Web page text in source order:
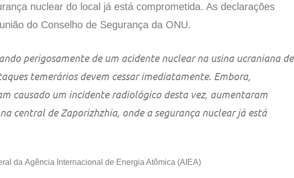
nuclear do local já está comprometida. As declarações
do Conselho de Segurança da ONU.
perigosamente de um acidente nuclear na usina ucraniana de
temerários devem cessar imediatamente. Embora,
causado um incidente radiológico desta vez, aumentaram
central de Zaporizhzhia, onde a segurança nuclear já está
da Agência Internacional de Energia Atômica (AIEA)